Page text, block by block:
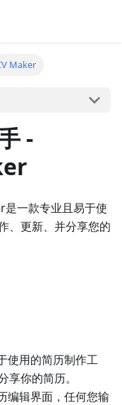
Maker
-
是一款专业且易于使
、更新、并分享您的
使用的简历制作工
你的简历。
编辑界面，任何您输